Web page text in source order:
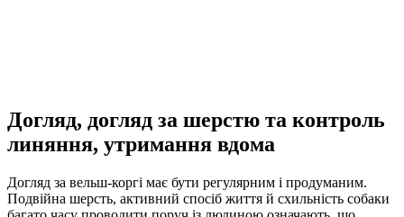
Догляд, догляд за шерстю та контроль
линяння, утримання вдома
Догляд за вельш-коргі має бути регулярним і продуманим.
Подвійна шерсть, активний спосіб життя й схильність собаки